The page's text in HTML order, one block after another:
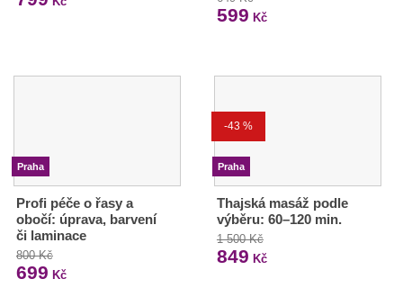
599 Kč
Praha
Profi péče o řasy a
obočí: úprava, barvení
či laminace
800 Kč
699 Kč
-43 %
Praha
Thajská masáž podle
výběru: 60–120 min.
1 500 Kč
849 Kč